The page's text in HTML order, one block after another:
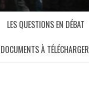
LES QUESTIONS EN DÉBAT
DOCUMENTS À TÉLÉCHARGER